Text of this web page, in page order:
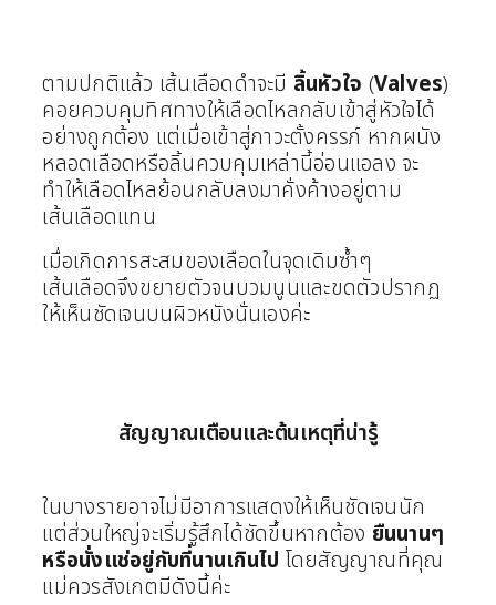
ตามปกติแล้ว เส้นเลือดดำจะมี ลิ้นหัวใจ (Valves)
คอยควบคุมทิศทางให้เลือดไหลกลับเข้าสู่หัวใจได้
อย่างถูกต้อง แต่เมื่อเข้าสู่ภาวะตั้งครรภ์ หากผนัง
หลอดเลือดหรือลิ้นควบคุมเหล่านี้อ่อนแอลง จะ
ทำให้เลือดไหลย้อนกลับลงมาคั่งค้างอยู่ตาม
เส้นเลือดแทน
เมื่อเกิดการสะสมของเลือดในจุดเดิมซ้ำๆ
เส้นเลือดจึงขยายตัวจนบวมนูนและขดตัวปรากฏ
ให้เห็นชัดเจนบนผิวหนังนั่นเองค่ะ
สัญญาณเตือนและต้นเหตุที่น่ารู้
ในบางรายอาจไม่มีอาการแสดงให้เห็นชัดเจนนัก
แต่ส่วนใหญ่จะเริ่มรู้สึกได้ชัดขึ้นหากต้อง ยืนนานๆ
หรือนั่งแช่อยู่กับที่นานเกินไป โดยสัญญาณที่คุณ
แม่ควรสังเกตมีดังนี้ค่ะ